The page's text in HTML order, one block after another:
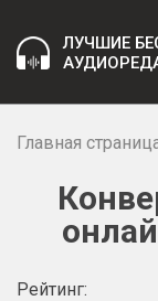
ЛУЧШИЕ
Главная
Рейтинг: